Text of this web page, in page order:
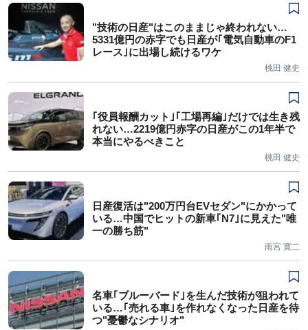
"技術の日産"はこのままじゃ終われない…
5331億円の赤字でも日産が｢電気自動車のF1
レース｣に出場し続けるワケ
桃田 健史
｢役員報酬カット｣｢工場再編｣だけでは生き残
れない…2219億円赤字の日産がこの1年半で
本当にやるべきこと
桃田 健史
日産復活は"200万円台EVセダン"にかかって
いる…中国でヒットの新車｢N7｣に見えた"唯
一の勝ち筋"
雨宮 寛二
名車｢ブルーバード｣を生んだ技術が狙われて
いる…｢売れる車｣を作れなくなった日産を待
つ"憂鬱なシナリオ"